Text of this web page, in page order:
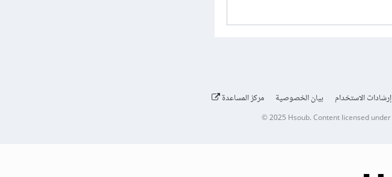
إرشادات الاستخدام بيان الخصوصية مركز المساعدة
© 2025 Hsoub.Content licensed under